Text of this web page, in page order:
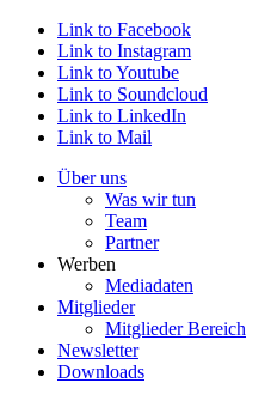
Link to Facebook
Link to Instagram
Link to Youtube
Link to Soundcloud
Link to LinkedIn
Link to Mail
Über uns
Was wir tun
Team
Partner
Werben
Mediadaten
Mitglieder
Mitglieder Bereich
Newsletter
Downloads